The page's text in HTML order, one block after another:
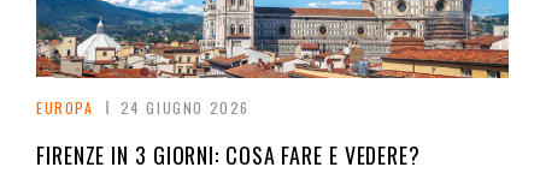
EUROPA 24 GIUGNO 2026
FIRENZE IN 3 GIORNI: COSA FARE E VEDERE?